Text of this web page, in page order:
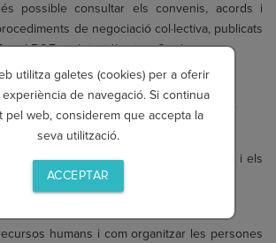
utilitza galetes (cookies) per a oferir
de navegació. Si continua
pel web, considerem que accepta la
seva utilització.
ACCEPTAR
possible consultar els convenis, acords i
de negociació col·lectiva, publicats
o el BOE, amb incidència a Catalunya.
tipus de contractes laborals existents.
de treball sobre les relacions laborals i els
humans i com organitzar les persones